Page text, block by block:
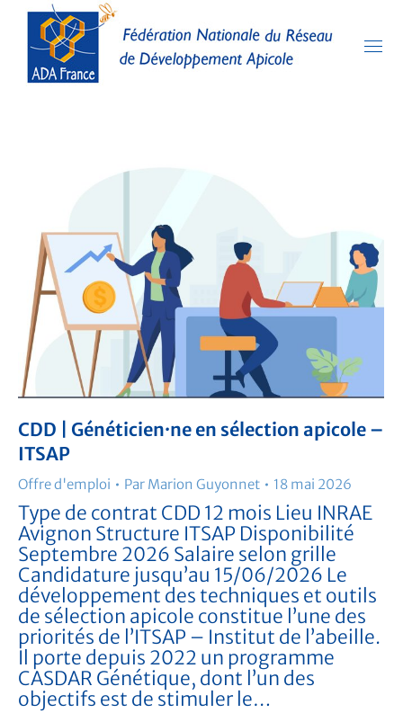
CDD | Généticien·ne en sélection apicole –
ITSAP
Offre d'emploi Par Marion Guyonnet 18 mai 2026
Type de contrat CDD 12 mois Lieu INRAE
Avignon Structure ITSAP Disponibilité
Septembre 2026 Salaire selon grille
Candidature jusqu’au 15/06/2026 Le
développement des techniques et outils
de sélection apicole constitue l’une des
priorités de l’ITSAP – Institut de l’abeille.
Il porte depuis 2022 un programme
CASDAR Génétique, dont l’un des
objectifs est de stimuler le…